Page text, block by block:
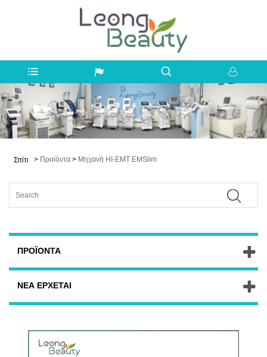
Σπίτι > Προϊόντα > Μηχανή HI-EMT EMSlim
ΠΡΟΪΌΝΤΑ
ΝΈΑ ΈΡΧΕΤΑΙ